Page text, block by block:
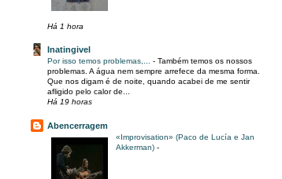
Há 1 hora
Inatingivel
Por isso temos problemas,... - Também temos os nossos
problemas. A água nem sempre arrefece da mesma forma.
Que nos digam é de noite, quando acabei de me sentir
afligido pelo calor de...
Há 19 horas
Abencerragem
«Improvisation» (Paco de Lucía e Jan
Akkerman) -